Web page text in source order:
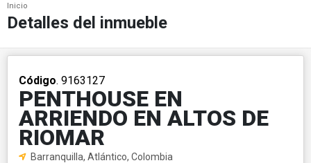
Inicio
Detalles del inmueble
Código. 9163127
PENTHOUSE EN
ARRIENDO EN ALTOS DE
RIOMAR
Barranquilla, Atlántico, Colombia